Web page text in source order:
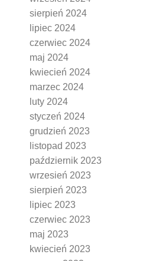
sierpień 2024
lipiec 2024
czerwiec 2024
maj 2024
kwiecień 2024
marzec 2024
luty 2024
styczeń 2024
grudzień 2023
listopad 2023
październik 2023
wrzesień 2023
sierpień 2023
lipiec 2023
czerwiec 2023
maj 2023
kwiecień 2023